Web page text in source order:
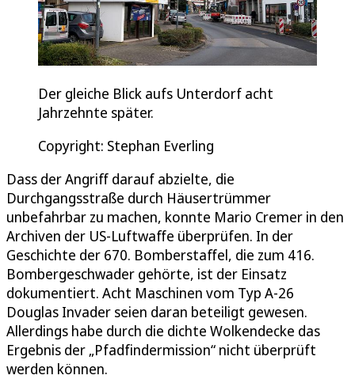
Der gleiche Blick aufs Unterdorf acht
Jahrzehnte später.
Copyright: Stephan Everling
Dass der Angriff darauf abzielte, die
Durchgangsstraße durch Häusertrümmer
unbefahrbar zu machen, konnte Mario Cremer in den
Archiven der US-Luftwaffe überprüfen. In der
Geschichte der 670. Bomberstaffel, die zum 416.
Bombergeschwader gehörte, ist der Einsatz
dokumentiert. Acht Maschinen vom Typ A-26
Douglas Invader seien daran beteiligt gewesen.
Allerdings habe durch die dichte Wolkendecke das
Ergebnis der „Pfadfindermission“ nicht überprüft
werden können.